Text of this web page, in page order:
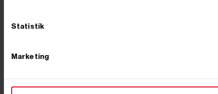
Statistik
Marketing
markant mere støjsvag end de åbne modeller. Derfor er
Honda-generatorer med de velkendte EU-modeller